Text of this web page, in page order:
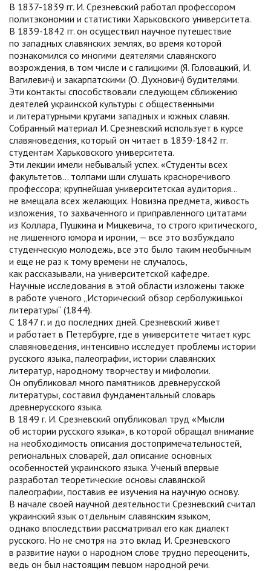
В 1837-1839 гг. И. Срезневский работал профессором
политэкономии и статистики Харьковского университета.
В 1839-1842 гг. он осуществил научное путешествие
по западных славянских землях, во время которой
познакомился со многими деятелями славянского
возрождения, в том числе и с галицкими (Я. Головацкий, И.
Вагилевич) и закарпатскими (О. Духнович) будителями.
Эти контакты способствовали следующем сближению
деятелей украинской культуры с общественными
и литературными кругами западных и южных славян.
Собранный материал И. Срезневский использует в курсе
славяноведения, который он читает в 1839-1842 гг.
студентам Харьковского университета.
Эти лекции имели небывалый успех. «Студенты всех
факультетов… толпами шли слушать красноречивого
профессора; крупнейшая университетская аудитория…
не вмещала всех желающих. Новизна предмета, живость
изложения, то захваченного и приправленного цитатами
из Коллара, Пушкина и Мицкевича, то строго критического,
не лишенного юмора и иронии, — все это возбуждало
студенческую молодежь, все это было таким необычным
и еще не раз к тому времени не случалось,
как рассказывали, на университетской кафедре.
Научные исследования в этой области изложены также
в работе ученого „Исторический обзор серболужицької
литературы“ (1844).
С 1847 г. и до последних дней. Срезневский живет
и работает в Петербурге, где в университете читает курс
славяноведения, интенсивно исследует проблемы истории
русского языка, палеографии, истории славянских
литератур, народному творчеству и мифологии.
Он опубликовал много памятников древнерусской
литературы, составил фундаментальный словарь
древнерусского языка.
В 1849 г. И. Срезневский опубликовал труд «Мысли
об истории русского языка», в которой обращал внимание
на необходимость описания достопримечательностей,
региональных словарей, дал описание основных
особенностей украинского языка. Ученый впервые
разработал теоретические основы славянской
палеографии, поставив ее изучения на научную основу.
В начале своей научной деятельности Срезневский считал
украинский язык отдельным славянским языком,
однако впоследствии рассматривал его как диалект
русского. Но не смотря на это вклад И. Срезневского
в развитие науки о народном слове трудно переоценить,
ведь он был настоящим певцом народной речи.